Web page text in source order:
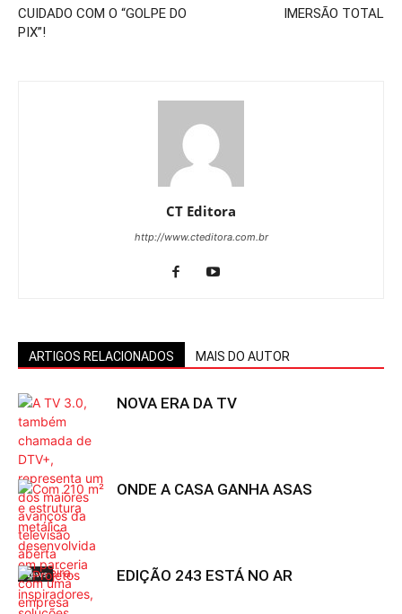
CUIDADO COM O “GOLPE DO
PIX”!
IMERSÃO TOTAL
CT Editora
http://www.cteditora.com.br
ARTIGOS RELACIONADOS MAIS DO AUTOR
News
NOVA ERA DA TV
ONDE A CASA GANHA ASAS
EDIÇÃO 243 ESTÁ NO AR